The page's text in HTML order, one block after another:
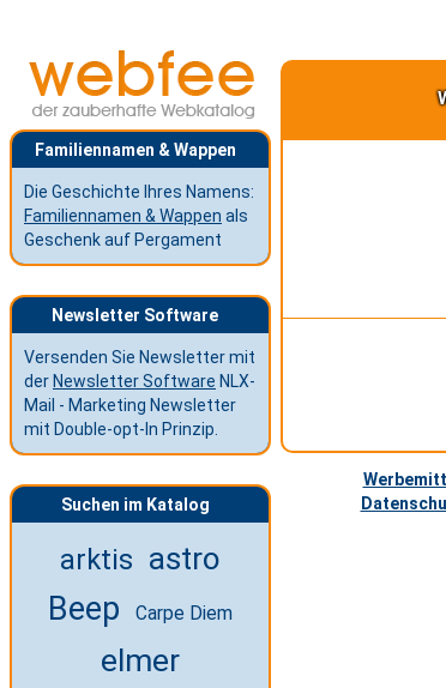
Familiennamen & Wappen
Die Geschichte Ihres Namens:
Familiennamen & Wappen als
Geschenk auf Pergament
Newsletter Software
Versenden Sie Newsletter mit
der Newsletter Software NLX-
Mail - Marketing Newsletter
mit Double-opt-In Prinzip.
Suchen im Katalog
arktis astro
Beep Carpe Diem
elmer